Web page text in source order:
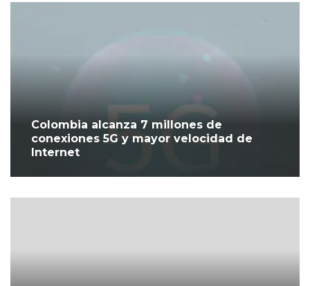
Colombia alcanza 7 millones de
conexiones 5G y mayor velocidad de
Internet